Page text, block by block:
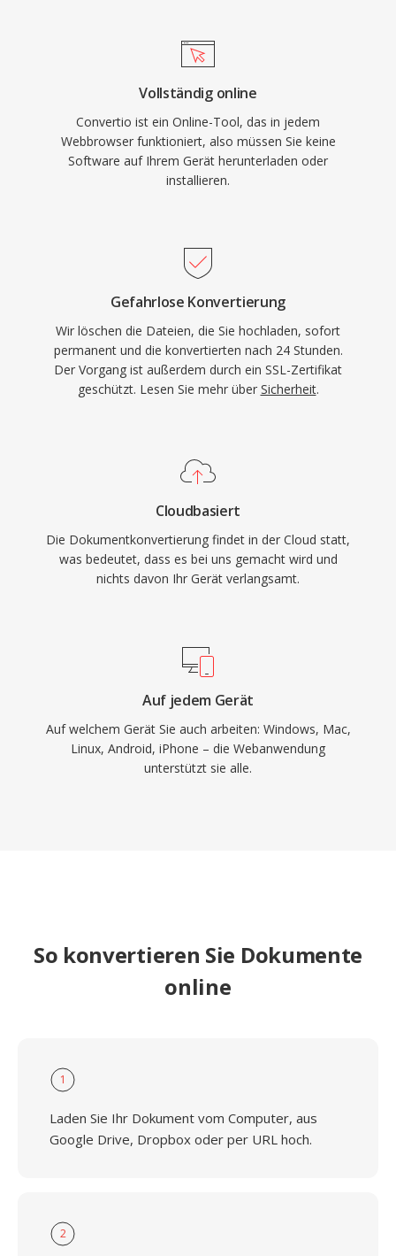
Vollständig online
Convertio ist ein Online-Tool, das in jedem
Webbrowser funktioniert, also müssen Sie keine
Software auf Ihrem Gerät herunterladen oder
installieren.
Gefahrlose Konvertierung
Wir löschen die Dateien, die Sie hochladen, sofort
permanent und die konvertierten nach 24 Stunden.
Der Vorgang ist außerdem durch ein SSL-Zertifikat
geschützt. Lesen Sie mehr über Sicherheit.
Cloudbasiert
Die Dokumentkonvertierung findet in der Cloud statt,
was bedeutet, dass es bei uns gemacht wird und
nichts davon Ihr Gerät verlangsamt.
Auf jedem Gerät
Auf welchem Gerät Sie auch arbeiten: Windows, Mac,
Linux, Android, iPhone – die Webanwendung
unterstützt sie alle.
So konvertieren Sie Dokumente
online
1
Laden Sie Ihr Dokument vom Computer, aus
Google Drive, Dropbox oder per URL hoch.
2